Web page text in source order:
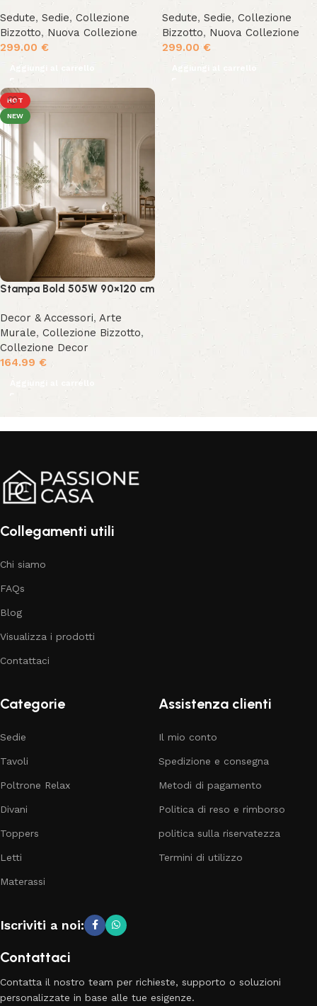
Sedute, Sedie, Collezione
Bizzotto, Nuova Collezione
299.00 €
Sedute, Sedie, Collezione
Bizzotto, Nuova Collezione
299.00 €
HOT
NEW
Stampa Bold 505W 90×120 cm
Decor & Accessori, Arte
Murale, Collezione Bizzotto,
Collezione Decor
164.99 €
Aggiungi al carrello
Collegamenti utili
Chi siamo
FAQs
Blog
Visualizza i prodotti
Contattaci
Categorie
Sedie
Tavoli
Poltrone Relax
Divani
Toppers
Letti
Materassi
Assistenza clienti
Il mio conto
Spedizione e consegna
Metodi di pagamento
Politica di reso e rimborso
politica sulla riservatezza
Termini di utilizzo
Iscriviti a noi:
Contattaci
Contatta il nostro team per richieste, supporto o soluzioni
personalizzate in base alle tue esigenze.